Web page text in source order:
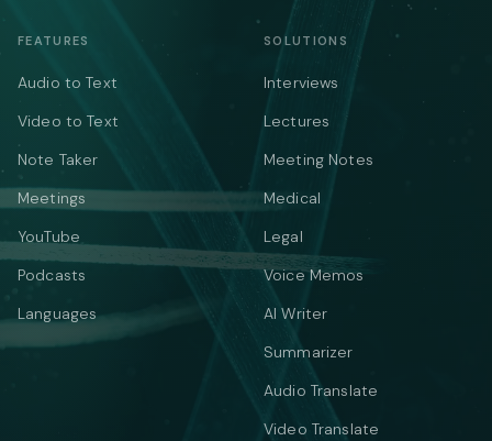
FEATURES
Audio to Text
Video to Text
Note Taker
Meetings
YouTube
Podcasts
Languages
SOLUTIONS
Interviews
Lectures
Meeting Notes
Medical
Legal
Voice Memos
AI Writer
Summarizer
Audio Translate
Video Translate